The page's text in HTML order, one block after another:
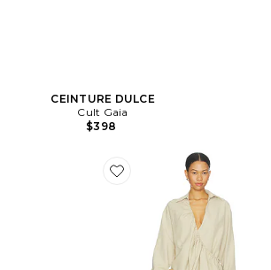
CEINTURE DULCE
Cult Gaia
$398
Favorite ROBE CHEMISE